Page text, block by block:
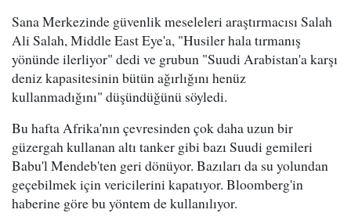
Sana Merkezinde güvenlik meseleleri araştırmacısı Salah
Ali Salah, Middle East Eye'a, "Husiler hala tırmanış
yönünde ilerliyor" dedi ve grubun "Suudi Arabistan'a karşı
deniz kapasitesinin bütün ağırlığını henüz
kullanmadığını" düşündüğünü söyledi.
Bu hafta Afrika'nın çevresinden çok daha uzun bir
güzergah kullanan altı tanker gibi bazı Suudi gemileri
Babu'l Mendeb'ten geri dönüyor. Bazıları da su yolundan
geçebilmek için vericilerini kapatıyor. Bloomberg'in
haberine göre bu yöntem de kullanılıyor.